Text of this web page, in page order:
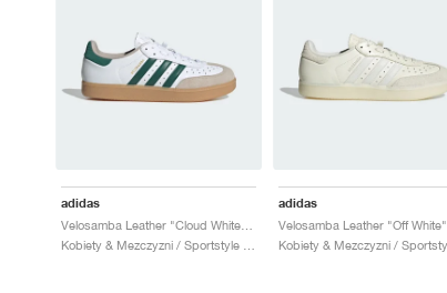
adidas adidas
Velosamba Leather "Off White"